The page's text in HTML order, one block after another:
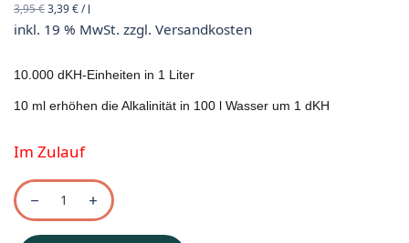
Preis war:
3,95€3,39€/l
inkl. 19 % MwSt. zzgl.Versandkosten
10.000 dKH-Einheiten in 1 Liter
10 ml erhöhen die Alkalinität in 100 l Wasser um 1 dKH
Im Zulauf